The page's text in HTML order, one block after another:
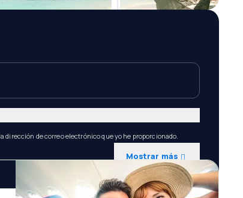
de correo electrónico que yo he proporcionado.
Mostrar más